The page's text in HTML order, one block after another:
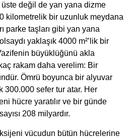
değil de yan yana dizme
kilometrelik bir uzunluk meydana
parke taşları gibi yan yana
yaklaşık 4000 m²’lik bir
büyüklüğünü akla
rakam daha verelim: Bir
Ömrü boyunca bir alyuvar
300.000 sefer tur atar. Her
hücre yaratılır ve bir günde
208 milyardır.
vücudun bütün hücrelerine